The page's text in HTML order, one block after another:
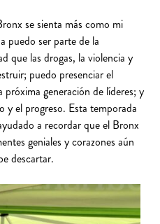
se sienta más como mi
puedo ser parte de la
que las drogas, la violencia y
puedo presenciar el
generación de líderes; y
y el progreso. Esta temporada
a recordar que el Bronx
geniales y corazones aún
descartar.